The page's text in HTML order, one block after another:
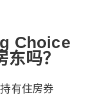
Choice
吗？
有住房券